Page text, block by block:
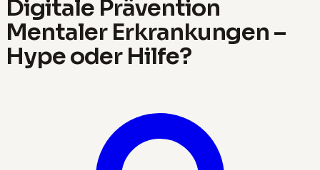
Digitale Prävention
Mentaler Erkrankungen –
Hype oder Hilfe?